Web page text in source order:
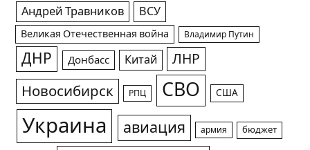
Андрей Травников ВСУ
Великая Отечественная война Владимир Путин
ДНР Донбасс Китай ЛНР
Новосибирск РПЦ СВО США
Украина авиация армия бюджет